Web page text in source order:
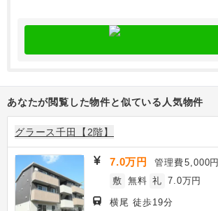
あなたが閲覧した物件と似ている人気物件
グラース千田【2階】
7.0万円 管理費5,000円
敷 無料 礼 7.0万円
横尾 徒歩19分